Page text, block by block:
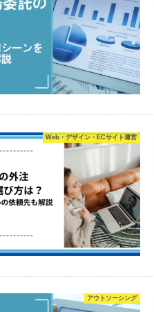
Web・デザイン・ECサイト運営
アウトソーシング